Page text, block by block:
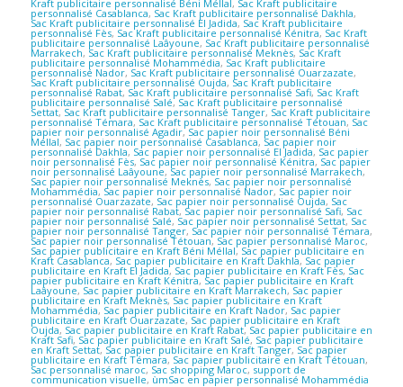
Kraft publicitaire personnalisé Béni Méllal, Sac Kraft publicitaire
personnalisé Casablanca, Sac Kraft publicitaire personnalisé Dakhla,
Sac Kraft publicitaire personnalisé El Jadida, Sac Kraft publicitaire
personnalisé Fès, Sac Kraft publicitaire personnalisé Kénitra, Sac Kraft
publicitaire personnalisé Laâyoune, Sac Kraft publicitaire personnalisé
Marrakech, Sac Kraft publicitaire personnalisé Meknès, Sac Kraft
publicitaire personnalisé Mohammédia, Sac Kraft publicitaire
personnalisé Nador, Sac Kraft publicitaire personnalisé Ouarzazate,
Sac Kraft publicitaire personnalisé Oujda, Sac Kraft publicitaire
personnalisé Rabat, Sac Kraft publicitaire personnalisé Safi, Sac Kraft
publicitaire personnalisé Salé, Sac Kraft publicitaire personnalisé
Settat, Sac Kraft publicitaire personnalisé Tanger, Sac Kraft publicitaire
personnalisé Témara, Sac Kraft publicitaire personnalisé Tétouan, Sac
papier noir personnalisé Agadir, Sac papier noir personnalisé Béni
Méllal, Sac papier noir personnalisé Casablanca, Sac papier noir
personnalisé Dakhla, Sac papier noir personnalisé El Jadida, Sac papier
noir personnalisé Fès, Sac papier noir personnalisé Kénitra, Sac papier
noir personnalisé Laâyoune, Sac papier noir personnalisé Marrakech,
Sac papier noir personnalisé Meknès, Sac papier noir personnalisé
Mohammédia, Sac papier noir personnalisé Nador, Sac papier noir
personnalisé Ouarzazate, Sac papier noir personnalisé Oujda, Sac
papier noir personnalisé Rabat, Sac papier noir personnalisé Safi, Sac
papier noir personnalisé Salé, Sac papier noir personnalisé Settat, Sac
papier noir personnalisé Tanger, Sac papier noir personnalisé Témara,
Sac papier noir personnalisé Tétouan, Sac papier personnalisé Maroc,
Sac papier publicitaire en Kraft Béni Méllal, Sac papier publicitaire en
Kraft Casablanca, Sac papier publicitaire en Kraft Dakhla, Sac papier
publicitaire en Kraft El Jadida, Sac papier publicitaire en Kraft Fès, Sac
papier publicitaire en Kraft Kénitra, Sac papier publicitaire en Kraft
Laâyoune, Sac papier publicitaire en Kraft Marrakech, Sac papier
publicitaire en Kraft Meknès, Sac papier publicitaire en Kraft
Mohammédia, Sac papier publicitaire en Kraft Nador, Sac papier
publicitaire en Kraft Ouarzazate, Sac papier publicitaire en Kraft
Oujda, Sac papier publicitaire en Kraft Rabat, Sac papier publicitaire en
Kraft Safi, Sac papier publicitaire en Kraft Salé, Sac papier publicitaire
en Kraft Settat, Sac papier publicitaire en Kraft Tanger, Sac papier
publicitaire en Kraft Témara, Sac papier publicitaire en Kraft Tétouan,
Sac personnalisé maroc, Sac shopping Maroc, support de
communication visuelle, ùmSac en papier personnalisé Mohammédia